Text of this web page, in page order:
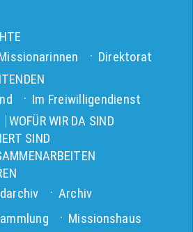
Direktorat
Im Freiwilligendienst
WOFÜR WIR DA SIND
SIND
Archiv
Missionshaus